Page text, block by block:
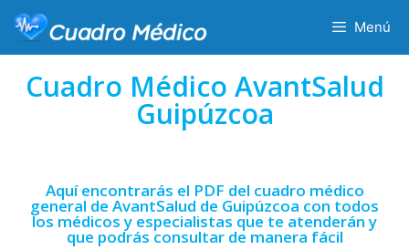
Menú
Cuadro Médico AvantSalud
Guipúzcoa
Aquí encontrarás el PDF del cuadro médico
general de AvantSalud de Guipúzcoa con todos
los médicos y especialistas que te atenderán y
que podrás consultar de manera fácil